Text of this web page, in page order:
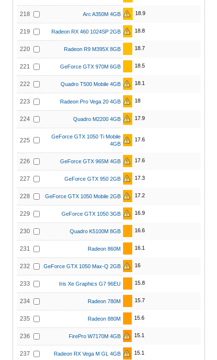
218 Arc A350M 4GB 18.9
219 Radeon RX 460 1024SP 2GB 18.8
220 Radeon R9 M395X 8GB 18.7
221 GeForce GTX 970M 6GB 18.5
222 Quadro T500 Mobile 4GB 18.1
223 Radeon Pro Vega 20 4GB 18
224 Quadro M2200 4GB 17.9
225
GeForce GTX 1050 Ti Mobile
4GB
17.6
226 GeForce GTX 965M 4GB 17.6
227 GeForce GTX 950 2GB 17.3
228 GeForce GTX 1050 Mobile 2GB 17.2
229 GeForce GTX 1050 3GB 16.9
230 Quadro K5100M 8GB 16.6
231 Radeon 860M 16.1
232 GeForce GTX 1050 Max-Q 2GB 16
233 Iris Xe Graphics G7 96EU 15.8
234 Radeon 780M 15.7
235 Radeon 880M 15.6
236 FirePro W7170M 4GB 15.1
237 Radeon RX Vega M GL 4GB 15.1